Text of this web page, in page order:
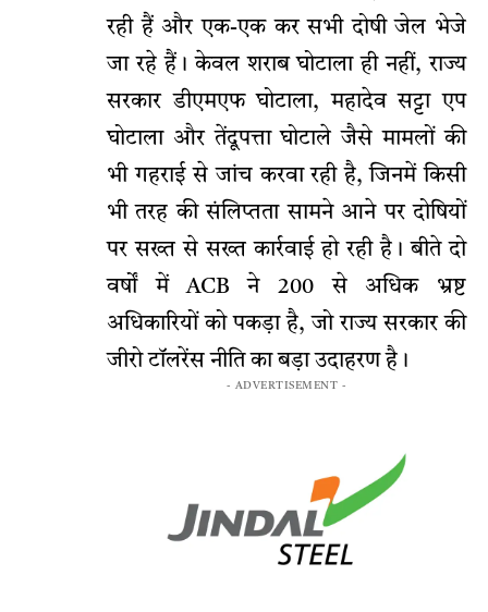
रही हैं और एक-एक कर सभी दोषी जेल भेजे
जा रहे हैं। केवल शराब घोटाला ही नहीं, राज्य
सरकार डीएमएफ घोटाला, महादेव सट्टा एप
घोटाला और तेंदूपत्ता घोटाले जैसे मामलों की
भी गहराई से जांच करवा रही है, जिनमें किसी
भी तरह की संलिप्तता सामने आने पर दोषियों
पर सख्त से सख्त कार्रवाई हो रही है। बीते दो
वर्षों में ACB ने 200 से अधिक भ्रष्ट
अधिकारियों को पकड़ा है, जो राज्य सरकार की
जीरो टॉलरेंस नीति का बड़ा उदाहरण है।
- ADVERTISEMENT -